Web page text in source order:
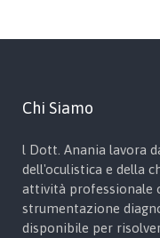
Chi Siamo
l Dott. Anania lavora
dell'oculistica e della
attività professionale
strumentazione
disponibile per